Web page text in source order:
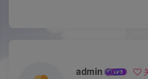
admin